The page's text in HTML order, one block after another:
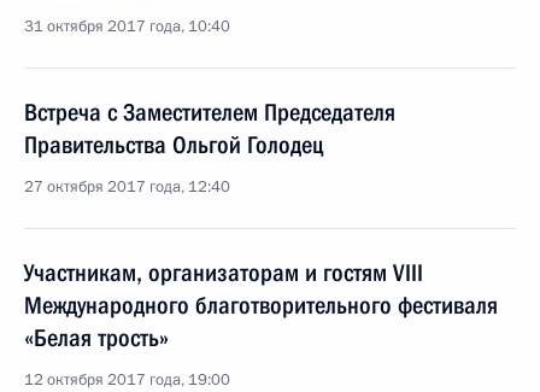
31 октября 2017 года, 10:40
Встреча с Заместителем Председателя
Правительства Ольгой Голодец
27 октября 2017 года, 12:40
Участникам, организаторам и гостям VIII
Международного благотворительного фестиваля
«Белая трость»
12 октября 2017 года, 19:00